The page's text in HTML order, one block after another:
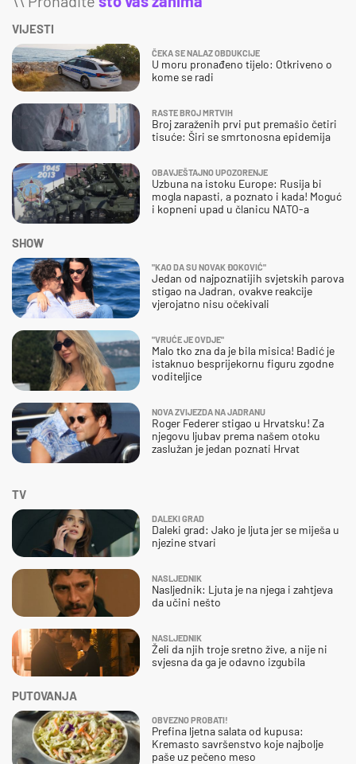
VIJESTI
ČEKA SE NALAZ OBDUKCIJE
U moru pronađeno tijelo: Otkriveno o
kome se radi
RASTE BROJ MRTVIH
Broj zaraženih prvi put premašio četiri
tisuće: Širi se smrtonosna epidemija
OBAVJEŠTAJNO UPOZORENJE
Uzbuna na istoku Europe: Rusija bi
mogla napasti, a poznato i kada! Moguć
i kopneni upad u članicu NATO-a
SHOW
"KAO DA SU NOVAK ĐOKOVIĆ"
Jedan od najpoznatijih svjetskih parova
stigao na Jadran, ovakve reakcije
vjerojatno nisu očekivali
"VRUĆE JE OVDJE"
Malo tko zna da je bila misica! Badić je
istaknuo besprijekornu figuru zgodne
voditeljice
NOVA ZVIJEZDA NA JADRANU
Roger Federer stigao u Hrvatsku! Za
njegovu ljubav prema našem otoku
zaslužan je jedan poznati Hrvat
TV
DALEKI GRAD
Daleki grad: Jako je ljuta jer se miješa u
njezine stvari
NASLJEDNIK
Nasljednik: Ljuta je na njega i zahtjeva
da učini nešto
NASLJEDNIK
Želi da njih troje sretno žive, a nije ni
svjesna da ga je odavno izgubila
PUTOVANJA
OBVEZNO PROBATI!
Prefina ljetna salata od kupusa:
Kremasto savršenstvo koje najbolje
paše uz pečeno meso